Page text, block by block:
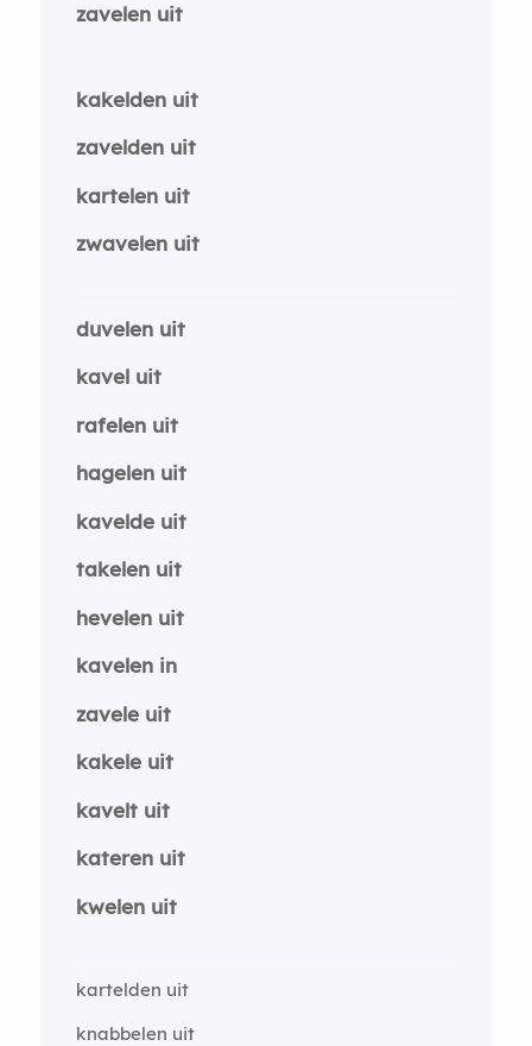
zavelen uit
kakelden uit
zavelden uit
kartelen uit
zwavelen uit
duvelen uit
kavel uit
rafelen uit
hagelen uit
kavelde uit
takelen uit
hevelen uit
kavelen in
zavele uit
kakele uit
kavelt uit
kateren uit
kwelen uit
kartelden uit
knabbelen uit